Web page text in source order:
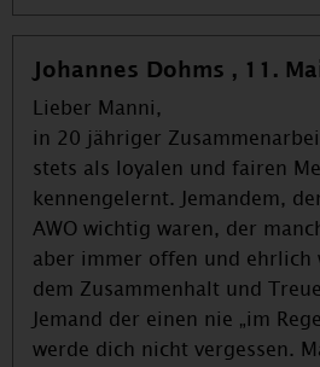
Johannes Dohms , 11.
Lieber Manni,
in 20 jähriger
stets als loyalen und fairen
kennengelernt. Jemandem,
AWO wichtig waren, der
aber immer offen und ehrlich
dem Zusammenhalt und
Jemand der einen nie „im
werde dich nicht vergessen.